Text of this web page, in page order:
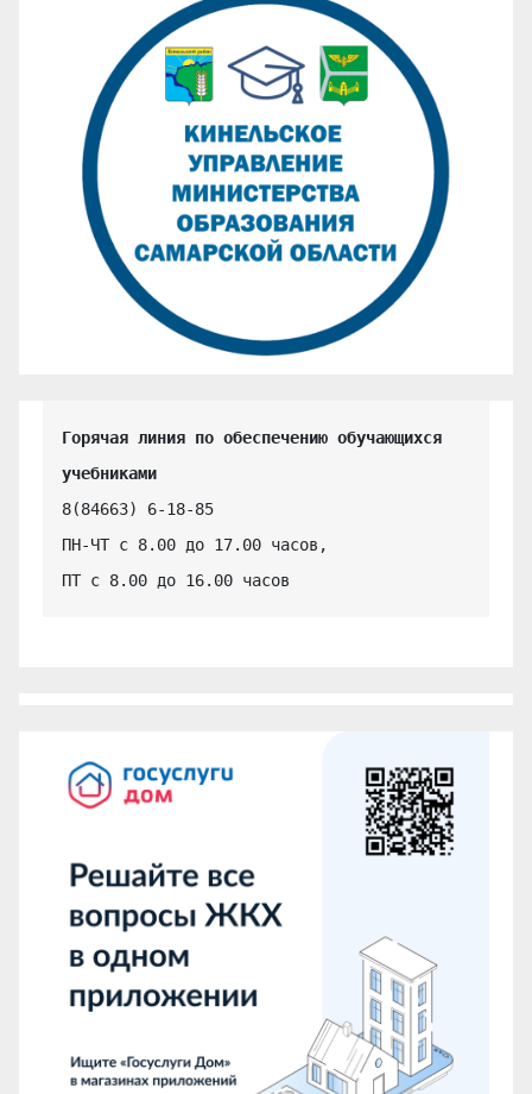
Горячая линия по обеспечению обучающихся
учебниками
8(84663) 6-18-85
ПН-ЧТ с 8.00 до 17.00 часов,
ПТ с 8.00 до 16.00 часов